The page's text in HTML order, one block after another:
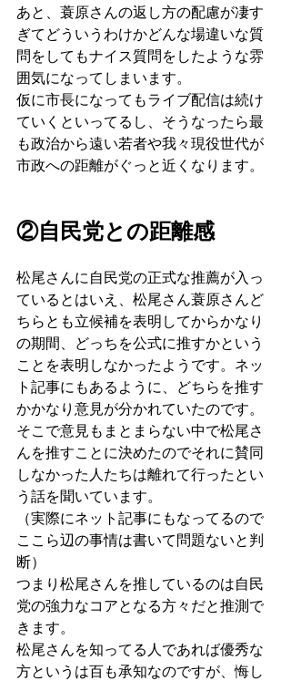
あと、蓑原さんの返し方の配慮が凄す
ぎてどういうわけかどんな場違いな質
問をしてもナイス質問をしたような雰
囲気になってしまいます。
仮に市長になってもライブ配信は続け
ていくといってるし、そうなったら最
も政治から遠い若者や我々現役世代が
市政への距離がぐっと近くなります。
②自民党との距離感
松尾さんに自民党の正式な推薦が入っ
ているとはいえ、松尾さん蓑原さんど
ちらとも立候補を表明してからかなり
の期間、どっちを公式に推すかという
ことを表明しなかったようです。ネッ
ト記事にもあるように、どちらを推す
かかなり意見が分かれていたのです。
そこで意見もまとまらない中で松尾さ
んを推すことに決めたのでそれに賛同
しなかった人たちは離れて行ったとい
う話を聞いています。
（実際にネット記事にもなってるので
ここら辺の事情は書いて問題ないと判
断）
つまり松尾さんを推しているのは自民
党の強力なコアとなる方々だと推測で
きます。
松尾さんを知ってる人であれば優秀な
方というは百も承知なのですが、悔し